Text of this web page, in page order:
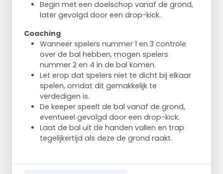
Begin met een doelschop vanaf de grond,
later gevolgd door een drop-kick.
Coaching
Wanneer spelers nummer 1 en 3 controle
over de bal hebben, mogen spelers
nummer 2 en 4 in de bal komen.
Let erop dat spelers niet te dicht bij elkaar
spelen, omdat dit gemakkelijk te
verdedigen is.
De keeper speelt de bal vanaf de grond,
eventueel gevolgd door een drop-kick.
Laat de bal uit de handen vallen en trap
tegelijkertijd als deze de grond raakt.